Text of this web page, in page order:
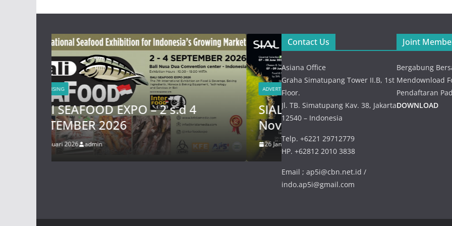
ADVERTISING
SIAL Interfood Indonesia – 4 s.d 6
November 2026
26 Januari 2026 admin
SEAFOOD SHOW of
NOVEMBER 2026
26 Januari 2026
Contact Us
Asiana Office
Graha Simatupang Tower II.B, 1st
Floor.
Jl. TB. Simatupang Kav. 38, Jakarta
12540 – Indonesia
Telp. +6221 29712779
HP. +62812 2010 3838
Email ; ap5i@cbn.net.id /
indo.ap5i@gmail.com
Joint
Bergabung
Mendownload
Pendaftaran
DOWNLOAD
Peresmian
of Indonesia (
2026
2026
23 Juli